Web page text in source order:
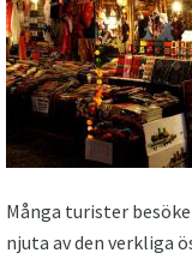
Många turister
njuta av den verkliga